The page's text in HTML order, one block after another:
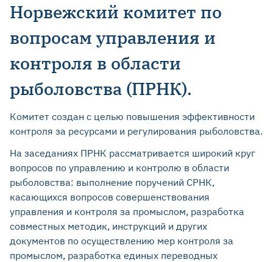
Норвежский комитет по
вопросам управления и
контроля в области
рыболовства (ПРНК).
Комитет создан с целью повышения эффективности
контроля за ресурсами и регулирования рыболовства.
На заседаниях ПРНК рассматривается широкий круг
вопросов по управлению и контролю в области
рыболовства: выполнение поручений СРНК,
касающихся вопросов совершенствования
управления и контроля за промыслом, разработка
совместных методик, инструкций и других
документов по осуществлению мер контроля за
промыслом, разработка единых переводных